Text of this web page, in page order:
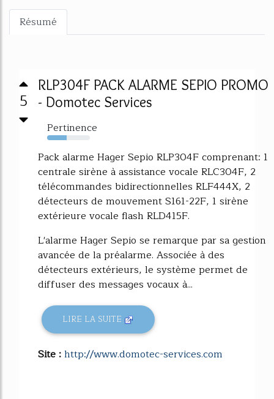
Résumé
5
RLP304F PACK ALARME SEPIO PROMO
- Domotec Services
Pertinence
46%
Pack alarme Hager Sepio RLP304F comprenant: 1
centrale sirène à assistance vocale RLC304F, 2
télécommandes bidirectionnelles RLF444X, 2
détecteurs de mouvement S161-22F, 1 sirène
extérieure vocale flash RLD415F.
L'alarme Hager Sepio se remarque par sa gestion
avancée de la préalarme. Associée à des
détecteurs extérieurs, le système permet de
diffuser des messages vocaux à...
LIRE LA SUITE
Site :http://www.domotec-services.com